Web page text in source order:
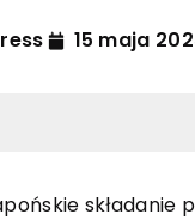
15 maja